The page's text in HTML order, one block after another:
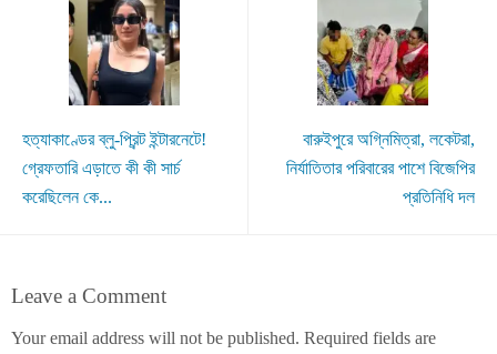
হত্যাকাণ্ডের ব্লু-প্রিন্ট ইন্টারনেটে!
গ্রেফতারি এড়াতে কী কী সার্চ
করেছিলেন কে...
বারুইপুরে অগ্নিমিত্রা, লকেটরা,
নির্যাতিতার পরিবারের পাশে বিজেপির
প্রতিনিধি দল
Leave a Comment
Your email address will not be published. Required fields are